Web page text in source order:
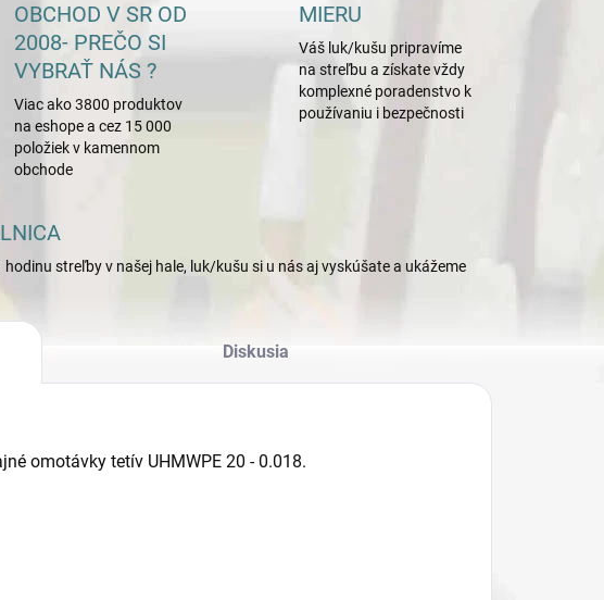
OBCHOD V SR OD
2008- PREČO SI
VYBRAŤ NÁS ?
Viac ako 3800 produktov
na eshope a cez 15 000
položiek v kamennom
obchode
MIERU
Váš luk/kušu pripravíme
na streľbu a získate vždy
komplexné poradenstvo k
používaniu i bezpečnosti
streľby v našej hale, luk/kušu si u nás aj vyskúšate a ukážeme
Diskusia
omotávky tetív UHMWPE 20 - 0.018.